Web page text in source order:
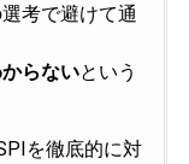
考で避けて通
らないという
を徹底的に対